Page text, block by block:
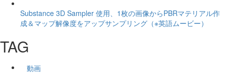
Substance 3D Sampler 使用、1枚の画像からPBRマテリアル作
成＆マップ解像度をアップサンプリング（※英語ムービー）
TAG
動画